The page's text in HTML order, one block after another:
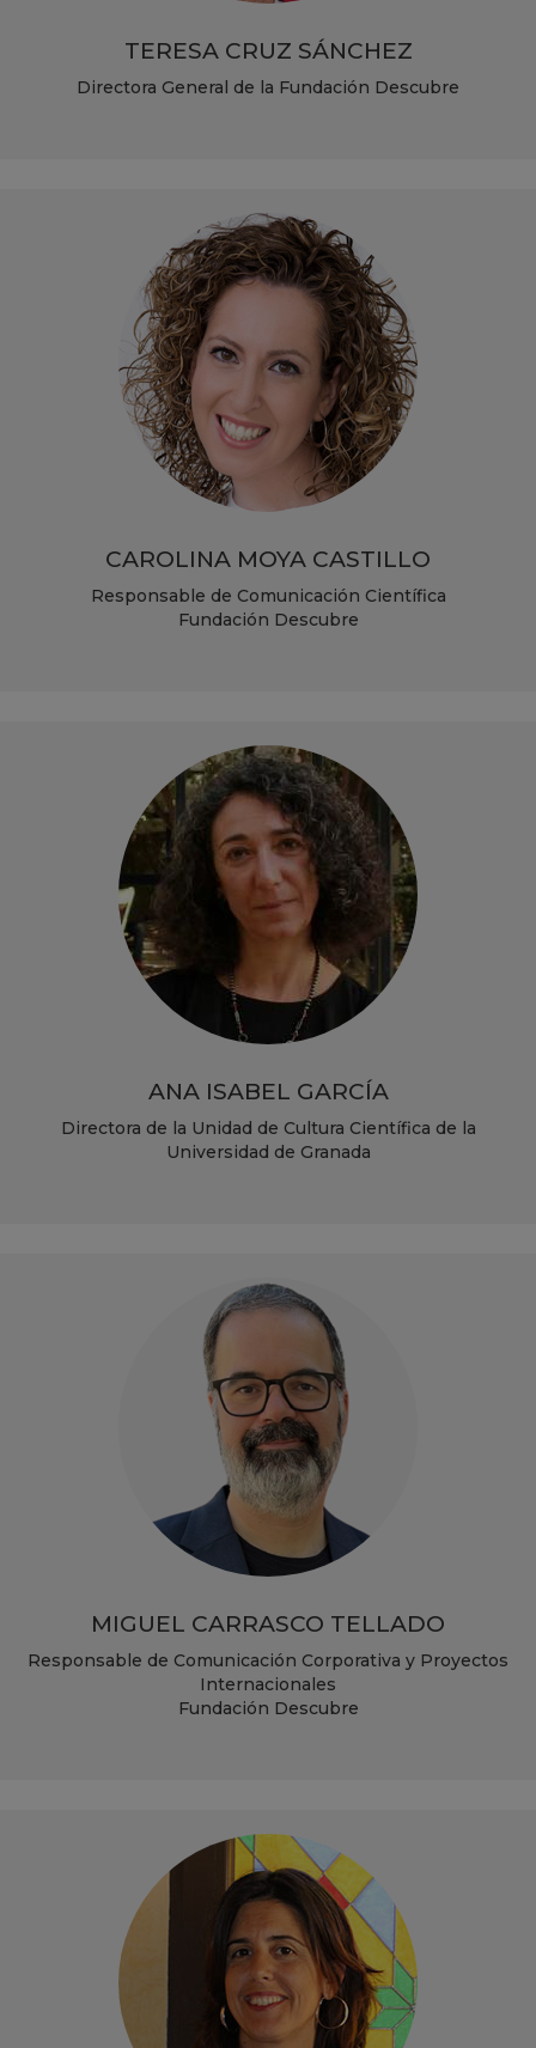
TERESA CRUZ SÁNCHEZ
Directora General de la Fundación Descubre
CAROLINA MOYA CASTILLO
Responsable de Comunicación Científica
Fundación Descubre
ANA ISABEL GARCÍA
Directora de la Unidad de Cultura Científica de la
Universidad de Granada
MIGUEL CARRASCO TELLADO
Responsable de Comunicación Corporativa y Proyectos
Internacionales
Fundación Descubre